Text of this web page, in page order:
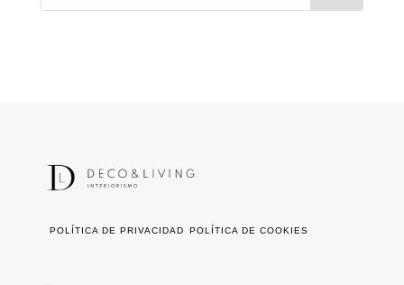
POLÍTICA DE PRIVACIDAD POLÍTICA DE COOKIES